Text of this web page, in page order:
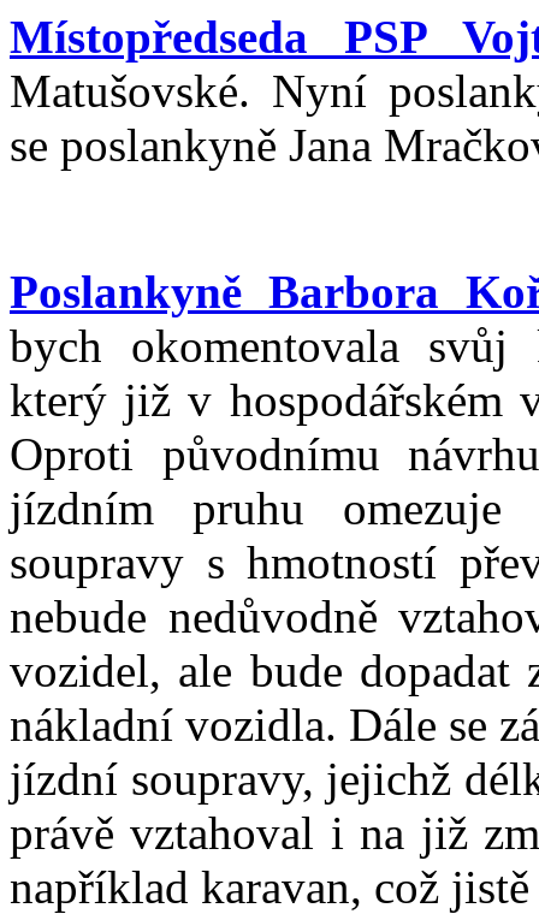
Místopředseda PSP
Matušovské. Nyní
se poslankyně Jana
Poslankyně Barbora
bych okomentovala svůj
který již v hospodářském
Oproti původnímu
jízdním pruhu
soupravy s hmotností
nebude nedůvodně
vozidel, ale bude dopadat
nákladní vozidla. Dále se
jízdní soupravy, jejichž
právě vztahoval i na již
například karavan, což